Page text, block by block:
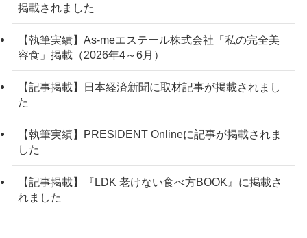
掲載されました
【執筆実績】As-meエステール株式会社「私の完全美
容食」掲載（2026年4～6月）
【記事掲載】日本経済新聞に取材記事が掲載されまし
た
【執筆実績】PRESIDENT Onlineに記事が掲載されま
した
【記事掲載】『LDK 老けない食べ方BOOK』に掲載さ
れました